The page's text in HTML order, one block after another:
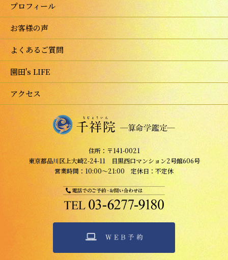
プロフィール
お客様の声
よくあるご質問
園田's LIFE
アクセス
住所：〒141-0021
東京都品川区上大崎2-24-11 目黒西口マンション2号館606号
営業時間：10:00～21:00 定休日：不定休